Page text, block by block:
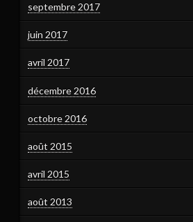
septembre 2017
juin 2017
avril 2017
décembre 2016
octobre 2016
août 2015
avril 2015
août 2013